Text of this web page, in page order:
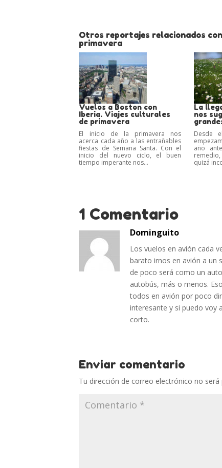
Otros reportajes relacionados
primavera
Vuelos a Boston con
Iberia. Viajes culturales
de primavera
El inicio de la primavera nos
acerca cada año a las entrañables
fiestas de Semana Santa. Con el
inicio del nuevo ciclo, el buen
tiempo imperante nos...
La
nos
Desde
año
quizá
1 Comentario
Dominguito
Los vuelos en avión cada
barato irnos en avión a un
de poco será como un
autobús, más o menos.
todos en avión por poco
interesante y si puedo voy
corto.
Enviar comentario
Tu dirección de correo electrónico no será